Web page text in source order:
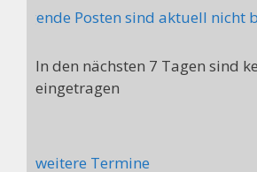
sind aktuell nicht
In den nächsten 7 Tagen sind
eingetragen
weitere Termine